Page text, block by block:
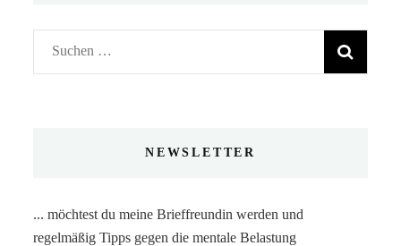
Suchen
nach:
NEWSLETTER
... möchtest du meine Brieffreundin werden und
regelmäßig Tipps gegen die mentale Belastung